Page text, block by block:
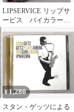
LIPSERVICE リップサ
ービス バイカラーク
ワンピース
¥1,280
スタン・ゲッツによる